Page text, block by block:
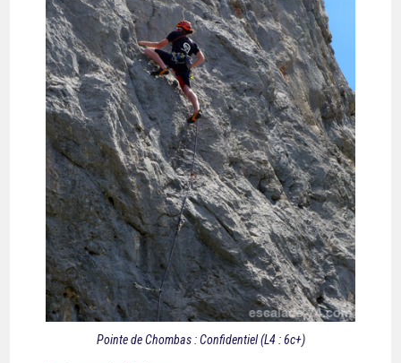
Pointe de Chombas : Confidentiel (L4 : 6c+)